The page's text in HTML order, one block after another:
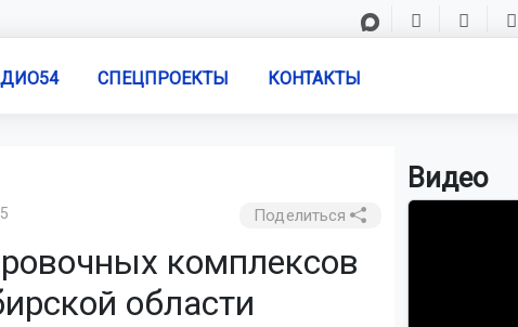
СПЕЦПРОЕКТЫ КОНТАКТЫ
Поделиться
комплексов
области
Видео